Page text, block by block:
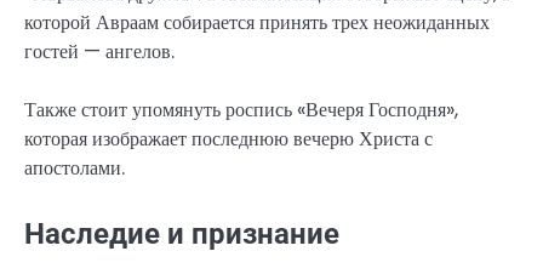
которой Авраам собирается принять трех неожиданных
гостей — ангелов.
Также стоит упомянуть роспись «Вечеря Господня»,
которая изображает последнюю вечерю Христа с
апостолами.
Наследие и признание